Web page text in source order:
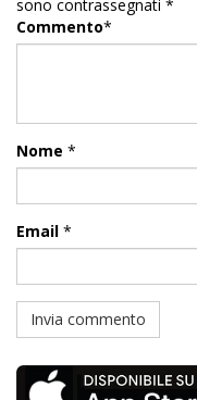
sono contrassegnati *
Commento*
Nome *
Email *